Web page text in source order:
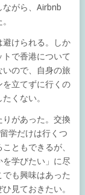
ながら、Airbnb
けられる。しか
で香港について
ので、自身の旅
立てずに行くの
くない。
があった。交換
学だけは行くつ
ともできるが、
学びたい」に尽
も興味はあった
見ておきたい。